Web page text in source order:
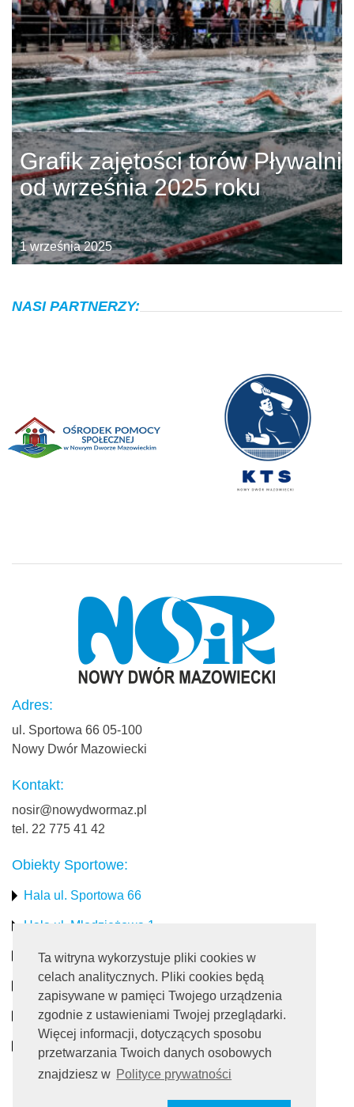
Ta witryna wykorzystuje pliki cookies w
celach analitycznych. Pliki cookies będą
zapisywane w pamięci Twojego urządzenia
zgodnie z ustawieniami Twojej przeglądarki.
Więcej informacji, dotyczących sposobu
przetwarzania Twoich danych osobowych
znajdziesz w Polityce prywatności
Grafik zajętości torów Pływalni
od września 2025 roku
1 września 2025
NASI PARTNERZY:
Adres:
ul. Sportowa 66 05-100
Nowy Dwór Mazowiecki
Kontakt:
nosir@nowydwormaz.pl
tel. 22 775 41 42
Obiekty Sportowe:
Hala ul. Sportowa 66
Hala ul. Młodzieżowa 1
Stadion miejski
Obiekty rekreacyjne
Pływalnia
Turystyka
Dołącz do nas: